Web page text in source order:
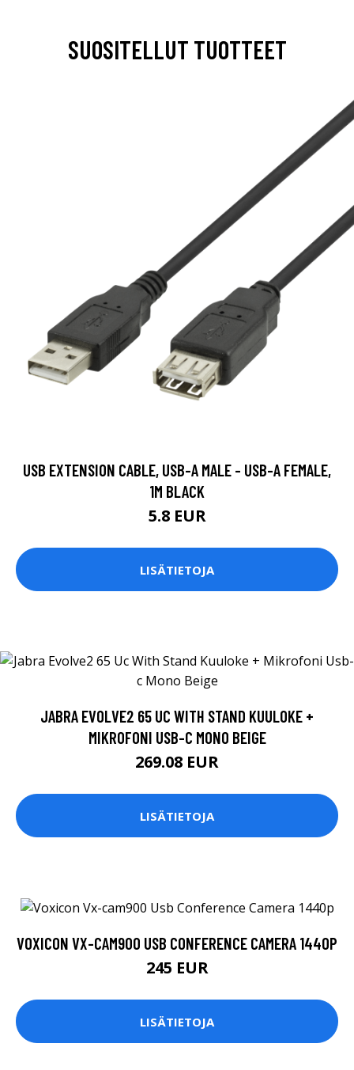
SUOSITELLUT TUOTTEET
USB EXTENSION CABLE, USB-A MALE - USB-A FEMALE,
1M BLACK
5.8 EUR
LISÄTIETOJA
JABRA EVOLVE2 65 UC WITH STAND KUULOKE +
MIKROFONI USB-C MONO BEIGE
269.08 EUR
LISÄTIETOJA
VOXICON VX-CAM900 USB CONFERENCE CAMERA 1440P
245 EUR
LISÄTIETOJA